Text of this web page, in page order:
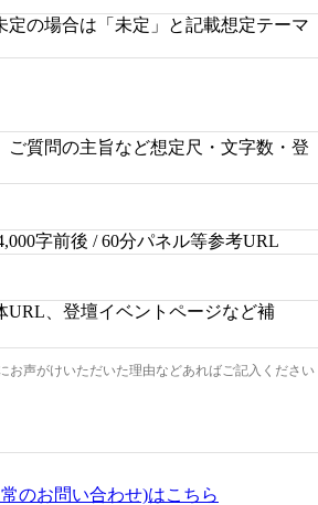
定の場合は「未定」と記載想定テーマ
ご質問の主旨など想定尺・文字数・登
字前後 / 60分パネル等参考URL
URL、登壇イベントページなど補
のお問い合わせ)はこちら